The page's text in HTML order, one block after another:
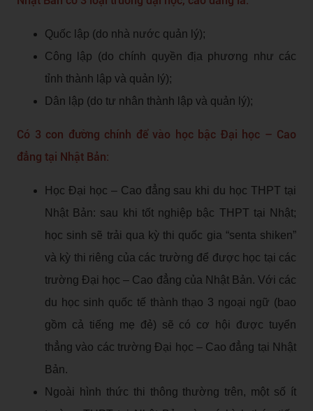
Quốc lập (do nhà nước quản lý);
Công lập (do chính quyền địa phương như các
tỉnh thành lập và quản lý);
Dân lập (do tư nhân thành lập và quản lý);
Có 3 con đường chính để vào học bậc Đại học – Cao
đẳng tại Nhật Bản:
Học Đại học – Cao đẳng sau khi du học THPT tại
Nhật Bản: sau khi tốt nghiệp bậc THPT tại Nhật;
học sinh sẽ trải qua kỳ thi quốc gia “senta shiken”
và kỳ thi riêng của các trường để được học tại các
trường Đại học – Cao đẳng của Nhật Bản. Với các
du học sinh quốc tế thành thạo 3 ngoại ngữ (bao
gồm cả tiếng mẹ đẻ) sẽ có cơ hội được tuyển
thẳng vào các trường Đại học – Cao đẳng tại Nhật
Bản.
Ngoài hình thức thi thông thường trên, một số ít